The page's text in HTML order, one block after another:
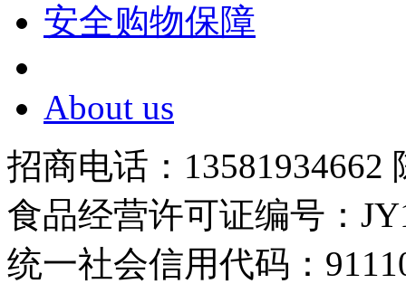
安全购物保障
About us
招商电话：13581934662
食品经营许可证编号：
统一社会信用代码：